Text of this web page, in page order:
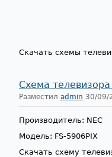
Скачать схемы
Схема телевизора
Разместил admin 30/09/
Производитель: NEC
Модель: FS-5906PIX
Скачать схему